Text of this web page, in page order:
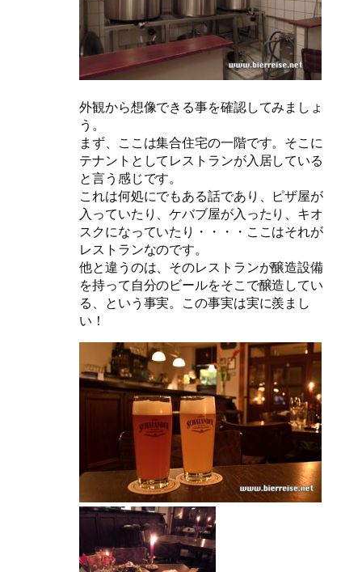
外観から想像できる事を確認してみましょ
う。
まず、ここは集合住宅の一階です。そこに
テナントとしてレストランが入居している
と言う感じです。
これは何処にでもある話であり、ピザ屋が
入っていたり、ケバブ屋が入ったり、キオ
スクになっていたり・・・・ここはそれが
レストランなのです。
他と違うのは、そのレストランが醸造設備
を持って自分のビールをそこで醸造してい
る、という事実。この事実は実に羨まし
い！